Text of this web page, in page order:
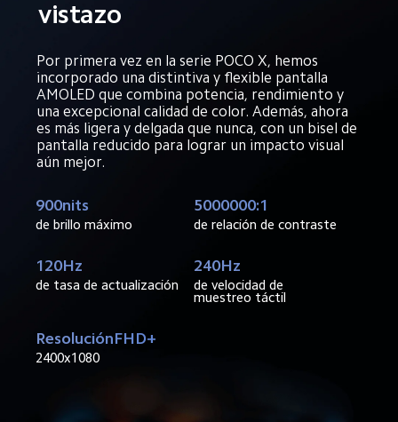
vistazo
Por primera vez en la serie POCO X, hemos
incorporado una distintiva y flexible pantalla
AMOLED que combina potencia, rendimiento y
una excepcional calidad de color. Además, ahora
es más ligera y delgada que nunca, con un bisel de
pantalla reducido para lograr un impacto visual
aún mejor.
900nits
de brillo máximo
5000000:1
de relación de contraste
120Hz
de tasa de actualización
240Hz
de velocidad de
muestreo táctil
ResoluciónFHD+
2400x1080